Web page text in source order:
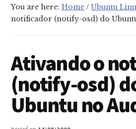
You are here:Home/ Ubuntu
notificador (notify-osd) do
Ativando o
(notify-osd)
Ubuntu no